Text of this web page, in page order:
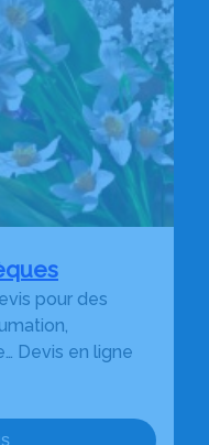
pour des
Devis en ligne